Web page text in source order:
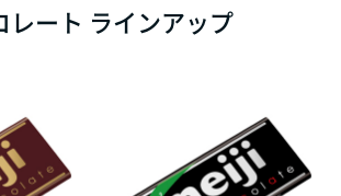
レート ラインアップ